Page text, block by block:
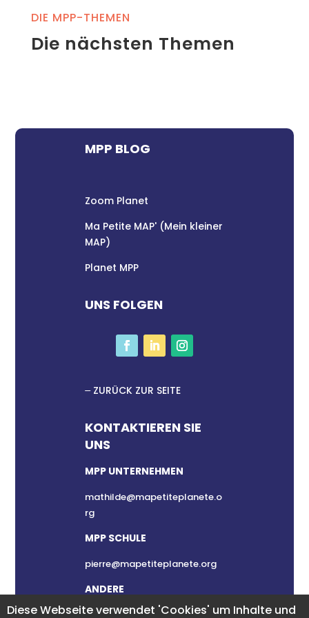
DIE MPP-THEMEN
Die nächsten Themen
MPP BLOG
Zoom Planet
Ma Petite MAP' (Mein kleiner
MAP)
Planet MPP
UNS FOLGEN
ZURÜCK ZUR SEITE
KONTAKTIEREN SIE
UNS
MPP UNTERNEHMEN
mathilde@mapetiteplanete.o
rg
MPP SCHULE
pierre@mapetiteplanete.org
ANDERE
clement@mapetiteplanete.or
Diese Webseite verwendet 'Cookies' um Inhalte und